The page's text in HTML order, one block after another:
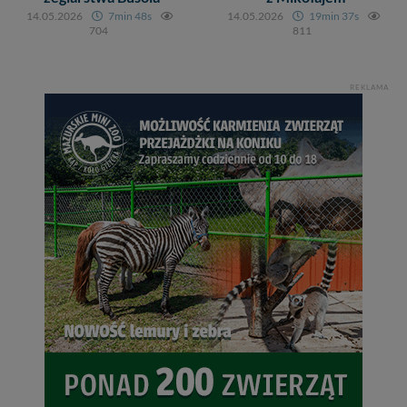
14.05.2026
7min 48s
704
14.05.2026
19min 37s
811
REKLAMA
Dziękujemy, i życzmy miłego odkrywania Mazur na